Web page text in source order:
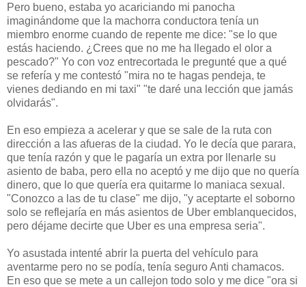
Pero bueno, estaba yo acariciando mi panocha
imaginándome que la machorra conductora tenía un
miembro enorme cuando de repente me dice: "se lo que
estás haciendo. ¿Crees que no me ha llegado el olor a
pescado?" Yo con voz entrecortada le pregunté que a qué
se refería y me contestó "mira no te hagas pendeja, te
vienes dediando en mi taxi" "te daré una lección que jamás
olvidarás".
En eso empieza a acelerar y que se sale de la ruta con
dirección a las afueras de la ciudad. Yo le decía que parara,
que tenía razón y que le pagaría un extra por llenarle su
asiento de baba, pero ella no aceptó y me dijo que no quería
dinero, que lo que quería era quitarme lo maniaca sexual.
"Conozco a las de tu clase" me dijo, "y aceptarte el soborno
solo se reflejaría en más asientos de Uber emblanquecidos,
pero déjame decirte que Uber es una empresa seria".
Yo asustada intenté abrir la puerta del vehículo para
aventarme pero no se podía, tenía seguro Anti chamacos.
En eso que se mete a un callejon todo solo y me dice "ora si